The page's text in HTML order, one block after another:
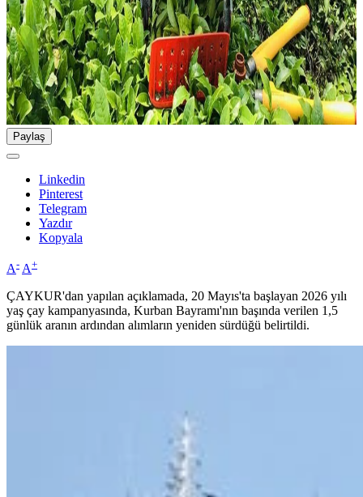
Paylaş
Linkedin
Pinterest
Telegram
Yazdır
Kopyala
A- A+
ÇAYKUR'dan yapılan açıklamada, 20 Mayıs'ta başlayan 2026 yılı
yaş çay kampanyasında, Kurban Bayramı'nın başında verilen 1,5
günlük aranın ardından alımların yeniden sürdüğü belirtildi.